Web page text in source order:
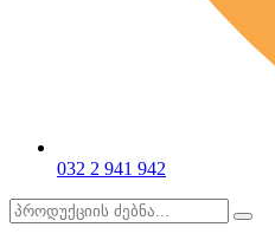
032 2 941 942